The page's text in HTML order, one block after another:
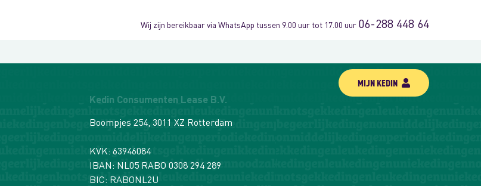
Wij zijn bereikbaar via WhatsApp tussen 9.00 uur tot 17.00 uur 06-288 448 64
MIJN KEDIN
Kedin Consumenten Lease B.V.
Boompjes 254, 3011 XZ Rotterdam
KVK: 63946084
IBAN: NL05 RABO 0308 294 289
BIC: RABONL2U